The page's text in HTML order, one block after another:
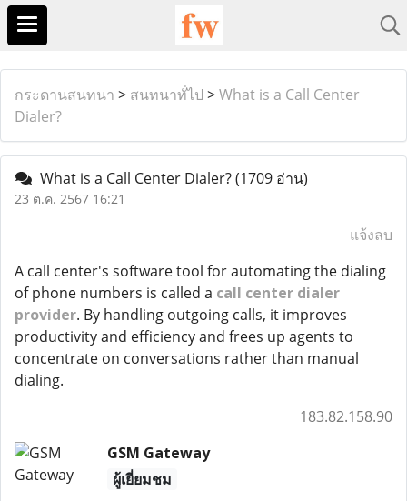
กระดานสนทนา > สนทนาทั่ไป >What is a Call Center
Dialer?
What is a Call Center Dialer?(1709 อ่าน)
23 ต.ค. 2567 16:21
แจ้งลบ
A call center's software tool for automating the dialing
of phone numbers is called a call center dialer
provider. By handling outgoing calls, it improves
productivity and efficiency and frees up agents to
concentrate on conversations rather than manual
dialing.
183.82.158.90
GSM Gateway
ผู้เยี่ยมชม